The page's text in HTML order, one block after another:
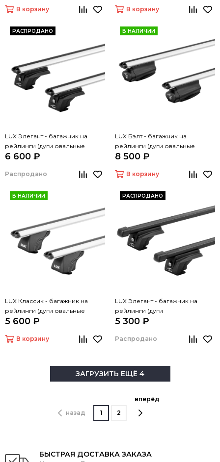
В корзину В корзину
РАСПРОДАНО
LUX Элегант - багажник на
рейлинги (дуги овальные
серые, 1,3м)
6 600 ₽
Распродано
В НАЛИЧИИ
LUX Бэлт - багажник на
рейлинги (дуги овальные
серые, 1,3м)
8 500 ₽
В корзину
В НАЛИЧИИ
LUX Классик - багажник на
рейлинги (дуги овальные
серые, 1,3м)
5 600 ₽
В корзину
РАСПРОДАНО
LUX Элегант - багажник на
рейлинги (дуги
прямоугольные черные, 1,3м)
5 300 ₽
Распродано
ЗАГРУЗИТЬ ЕЩЁ 4
назад 1 2
вперёд
БЫСТРАЯ ДОСТАВКА ЗАКАЗА